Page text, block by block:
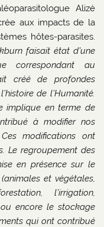
Alizé
aux impacts de la
hôtes-parasites.
faisait état d’une
correspondant au
créé de profondes
de l’Humanité.
implique en terme de
à modifier nos
modifications ont
Le regroupement des
en présence sur le
et végétales,
l’irrigation,
encore le stockage
qui ont contribué